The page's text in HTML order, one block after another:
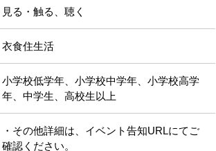
見る・触る、聴く
衣食住生活
小学校低学年、小学校中学年、小学校高学
年、中学生、高校生以上
・その他詳細は、イベント告知URLにてご
確認ください。